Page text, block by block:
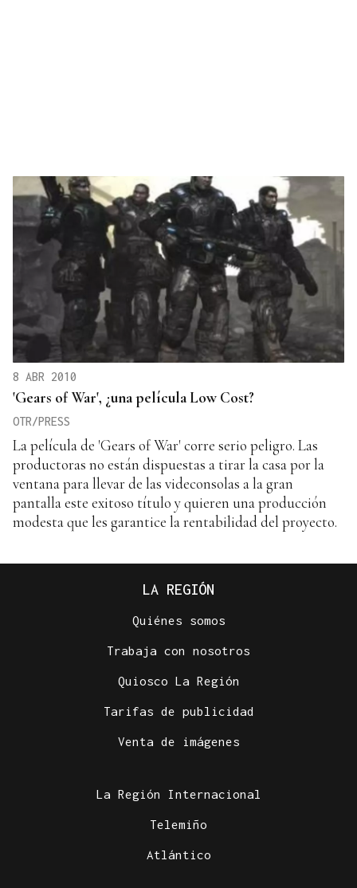
8 ABR 2010
'Gears of War', ¿una película Low Cost?
OTR/PRESS
La película de 'Gears of War' corre serio peligro. Las
productoras no están dispuestas a tirar la casa por la
ventana para llevar de las videconsolas a la gran
pantalla este exitoso título y quieren una producción
modesta que les garantice la rentabilidad del proyecto.
LA REGIÓN
Quiénes somos
Trabaja con nosotros
Quiosco La Región
Tarifas de publicidad
Venta de imágenes
La Región Internacional
Telemiño
Atlántico